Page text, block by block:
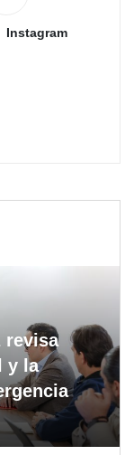
Instagram
revisa
y la